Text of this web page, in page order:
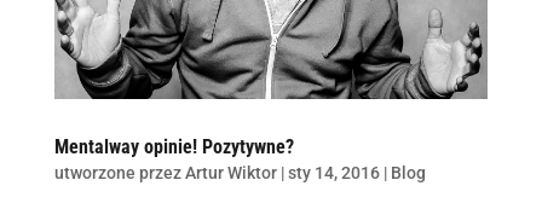
Mentalway opinie! Pozytywne?
utworzone przezArtur Wiktor|sty 14, 2016| Blog